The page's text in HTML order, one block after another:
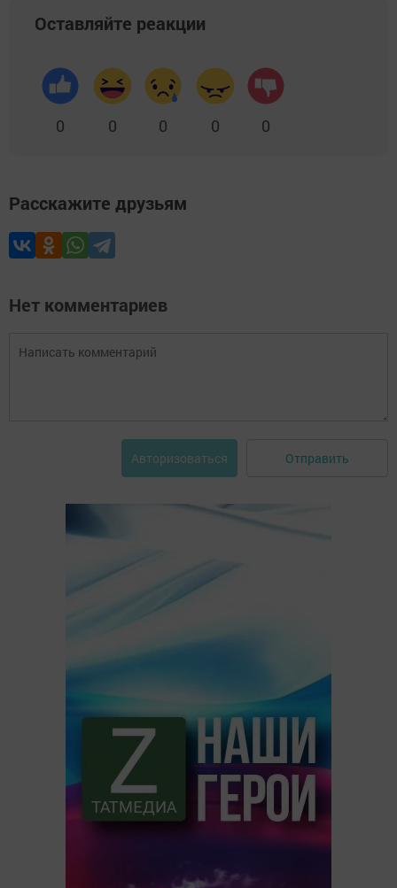
Оставляйте реакции
0 0 0 0 0
Расскажите друзьям
Нет комментариев
Авторизоваться Отправить